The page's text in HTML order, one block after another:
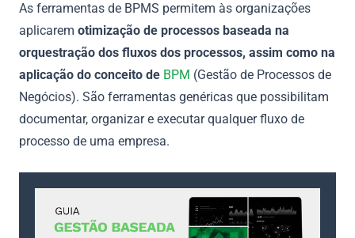
As ferramentas de BPMS permitem às organizações
aplicarem otimização de processos baseada na
orquestração dos fluxos dos processos, assim como na
aplicação do conceito de BPM (Gestão de Processos de
Negócios). São ferramentas genéricas que possibilitam
documentar, organizar e executar qualquer fluxo de
processo de uma empresa.